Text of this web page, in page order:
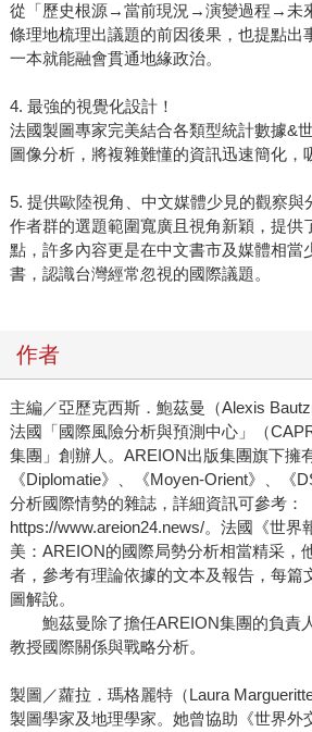
從「歷史根源→當前現況→演變過程→未
條理地梳理出議題的前因後果，也提點出
一本就能融會貫通地緣政治。
4. 最強的視覺化設計！
法國製圖專家完美結合各類型統計數據&
圖像分析，將複雜難懂的資訊迅速簡化，
5. 提供歐陸視角、中文媒體少見的觀察與
作者群的選題範圍寬廣且視角新穎，提供
點，許多內容更是在中文書市及媒體相當
書，認識台灣經常忽視的國際議題。
作者
主編／亞歷克西斯．鮑茲曼（Alexis
法國「國際風險分析與預測中心」（
集團」創辦人。AREION出版集團旗下擁
《Diplomatie》、《Moyen-Orient》、
分析國際情勢的雜誌，詳細資訊可參考：
https://www.areion24.news/。法國《世界
美：AREION的國際局勢分析相當精采，
者，參考有理論依據的文本及報告，每篇
圖解說。
鮑茲曼除了擔任AREION集團的負責
教授國際關係與戰略分析。
製圖／蘿拉．瑪格麗特（Laura Margueritte
製圖學家及地理學家。她曾協助《世界外